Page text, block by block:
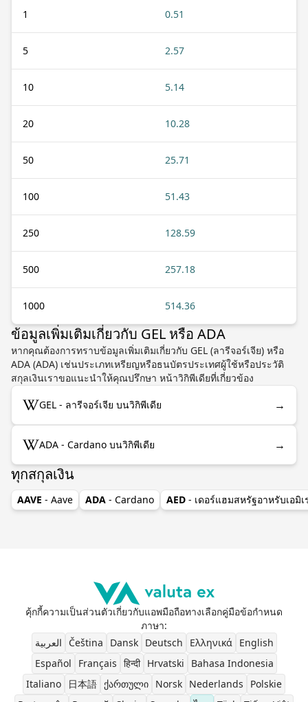
1 0.51
5 2.57
10 5.14
20 10.28
50 25.71
100 51.43
250 128.59
500 257.18
1000 514.36
ข้อมูลเพิ่มเติมเกี่ยวกับ GEL หรือ ADA
หากคุณต้องการทราบข้อมูลเพิ่มเติมเกี่ยวกับ GEL (ลารีจอร์เจีย) หรือ
ADA (ADA) เช่นประเภทเหรียญหรือธนบัตรประเทศผู้ใช้หรือประวัติ
สกุลเงินเราขอแนะนำให้คุณปรึกษา หน้าวิกิพีเดียที่เกี่ยวข้อง
GEL - ลารีจอร์เจีย บนวิกิพีเดีย →
ADA - Cardano บนวิกิพีเดีย →
ทุกสกุลเงิน
AAVE - Aave ADA - Cardano AED - เดอร์แฮมสหรัฐอาหรับเอมิ
คุ้กกี้ความเป็นส่วนตัวเกี่ยวกับแอพมือถือทางเลือกคู่มือข้อกำหนด
ภาษา:
العربية
Čeština Dansk Deutsch Ελληνικά
English
Español
Français हिन्दी Hrvatski
Bahasa Indonesia
Italiano
日本語 ქართული Norsk Nederlands
Polskie